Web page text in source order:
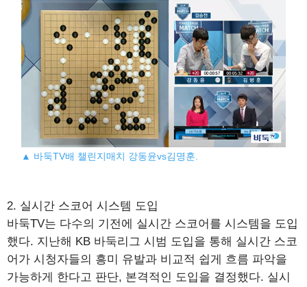
▲ 바둑TV배 챌린지매치 강동윤vs김명훈.
2. 실시간 스코어 시스템 도입
바둑TV는 다수의 기전에 실시간 스코어를 시스템을 도입
했다. 지난해 KB 바둑리그 시범 도입을 통해 실시간 스코
어가 시청자들의 흥미 유발과 비교적 쉽게 흐름 파악을
가능하게 한다고 판단, 본격적인 도입을 결정했다. 실시